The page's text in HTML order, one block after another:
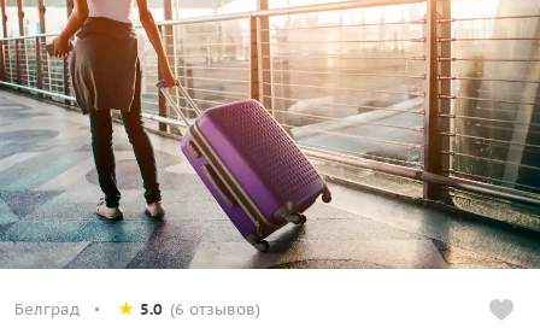
Белград 5.0 (6 отзывов)